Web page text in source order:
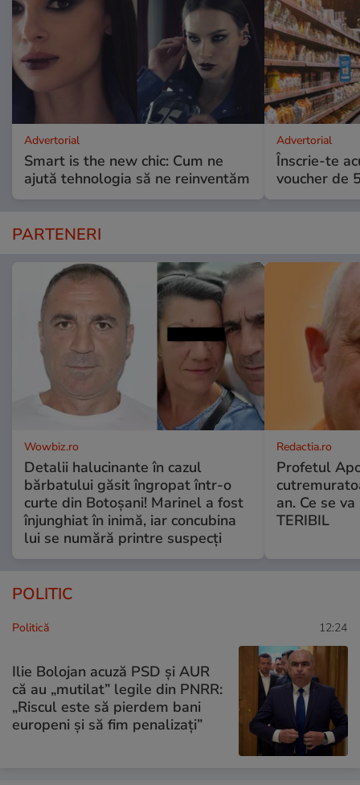
Advertorial
Smart is the new chic: Cum ne
ajută tehnologia să ne reinventăm
Advertorial
Înscrie-te
voucher de
PARTENERI
Wowbiz.ro
Detalii halucinante în cazul
bărbatului găsit îngropat într-o
curte din Botoșani! Marinel a fost
înjunghiat în inimă, iar concubina
lui se numără printre suspecți
Redactia.ro
Profetul
an. Ce se
TERIBIL
POLITIC
Politică 12:24
Ilie Bolojan acuză PSD și AUR
că au „mutilat” legile din PNRR:
„Riscul este să pierdem bani
europeni și să fim penalizați”